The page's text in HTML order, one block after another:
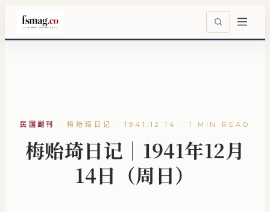
民国副刊 ·梅贻琦日记 · 1941.12.14 · 1 MIN READ
梅贻琦日记｜1941年12月
14日（周日）